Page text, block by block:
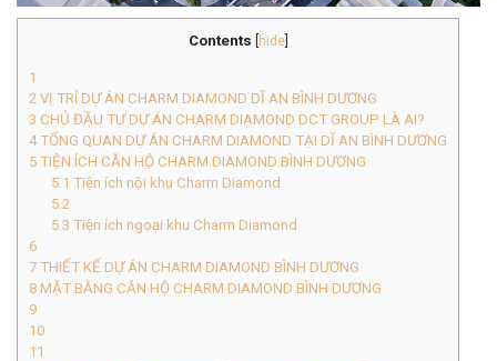
Contents hide]
1
2 VỊ TRÍ DỰ ÁN CHARM DIAMOND DĨ AN BÌNH DƯƠNG
3 CHỦ ĐẦU TƯ DỰ ÁN CHARM DIAMOND DCT GROUP LÀ AI?
4TỔNG QUAN DỰ ÁN CHARM DIAMOND TẠI DĨ AN BÌNH DƯƠNG
5 TIỆN ÍCH CĂN HỘ CHARM DIAMOND BÌNH DƯƠNG
5.1 Tiện ích nội khu Charm Diamond
5.2
5.3 Tiện ích ngoại khu Charm Diamond
6
7 THIẾT KẾ DỰ ÁN CHARM DIAMOND BÌNH DƯƠNG
8 MẶT BẰNG CĂN HỘ CHARM DIAMOND BÌNH DƯƠNG
9
10
11